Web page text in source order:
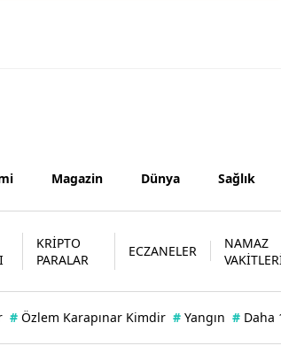
Magazin Dünya Sağlık
KRİPTO
PARALAR
ECZANELER
NAMAZ
# Özlem Karapınar Kimdir # Yangın # Daha